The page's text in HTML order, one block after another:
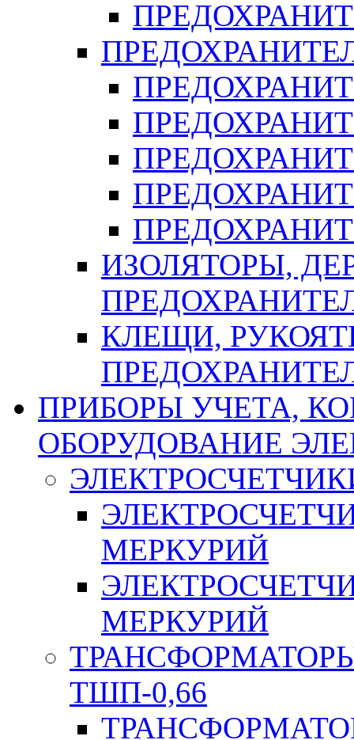
ИЗОЛЯТОРЫ,
КЛЕЩИ,
ПРИБОРЫ УЧЕТА,
ОБОРУДОВАНИЕ
МЕРКУРИЙ
МЕРКУРИЙ
ТШП-0,66